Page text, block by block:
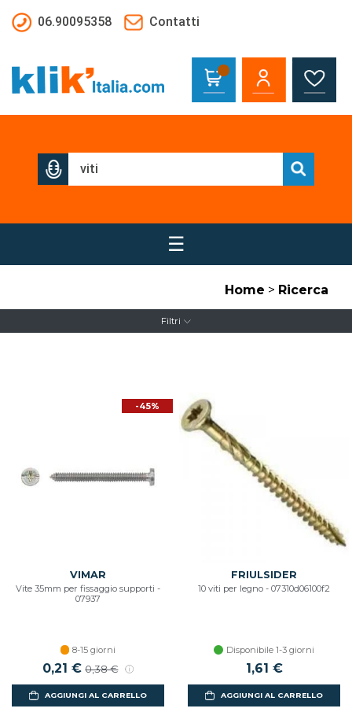
06.90095358
Contatti
☰
Home > Ricerca
Filtri
-45%
VIMAR
Vite 35mm per fissaggio supporti -
07937
8-15 giorni
0,21 € 0,38 €
AGGIUNGI AL CARRELLO
FRIULSIDER
10 viti per legno - 07310d06100f2
Disponibile 1-3 giorni
1,61 €
AGGIUNGI AL CARRELLO